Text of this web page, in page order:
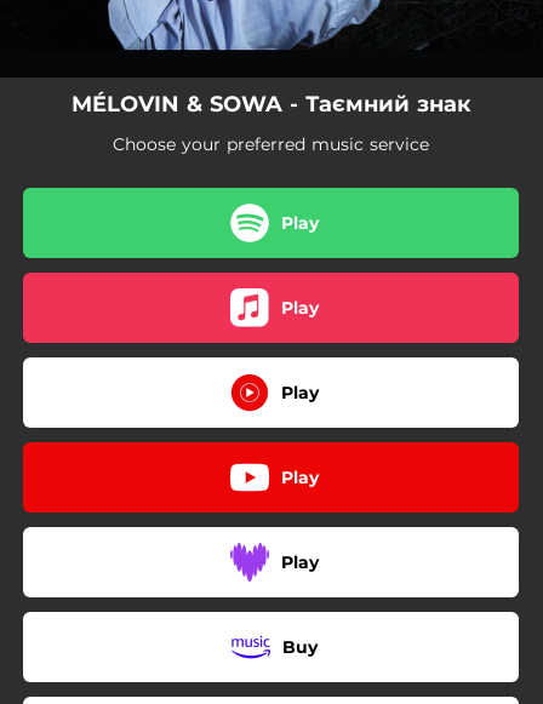
MÉLOVIN & SOWA - Таємний знак
Choose your preferred music service
Play
Play
Play
Play
Play
Buy